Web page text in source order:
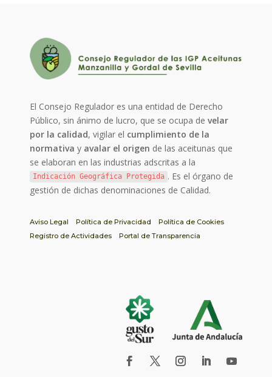
El Consejo Regulador es una entidad de Derecho
Público, sin ánimo de lucro, que se ocupa develar
por la calidad, vigilar el cumplimiento de la
normativa y avalar el origen de las aceitunas que
se elaboran en las industrias adscritas a la
Indicación Geográfica Protegida . Es el órgano de
gestión de dichas denominaciones de Calidad.
Aviso Legal Política de Privacidad
Política de Cookies
Registro de Actividades
Portal de Transparencia